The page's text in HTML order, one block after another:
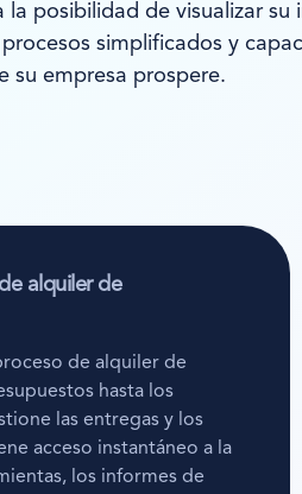
la posibilidad de visualizar su
simplificados y
su empresa prospere.
alquiler de
de alquiler de
hasta los
las entregas y los
acceso instantáneo a la
los informes de